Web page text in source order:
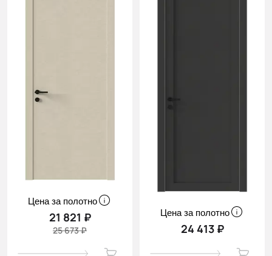
Цена за полотно
21 821 ₽
25 673 ₽
Цена за полотно
24 413 ₽